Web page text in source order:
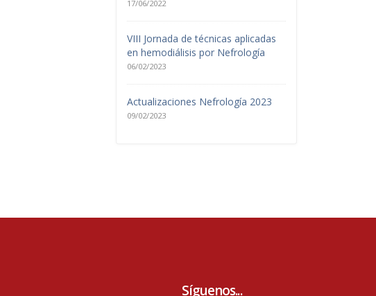
17/06/2022
VIII Jornada de técnicas aplicadas
en hemodiálisis por Nefrología
06/02/2023
Actualizaciones Nefrología 2023
09/02/2023
Síguenos...